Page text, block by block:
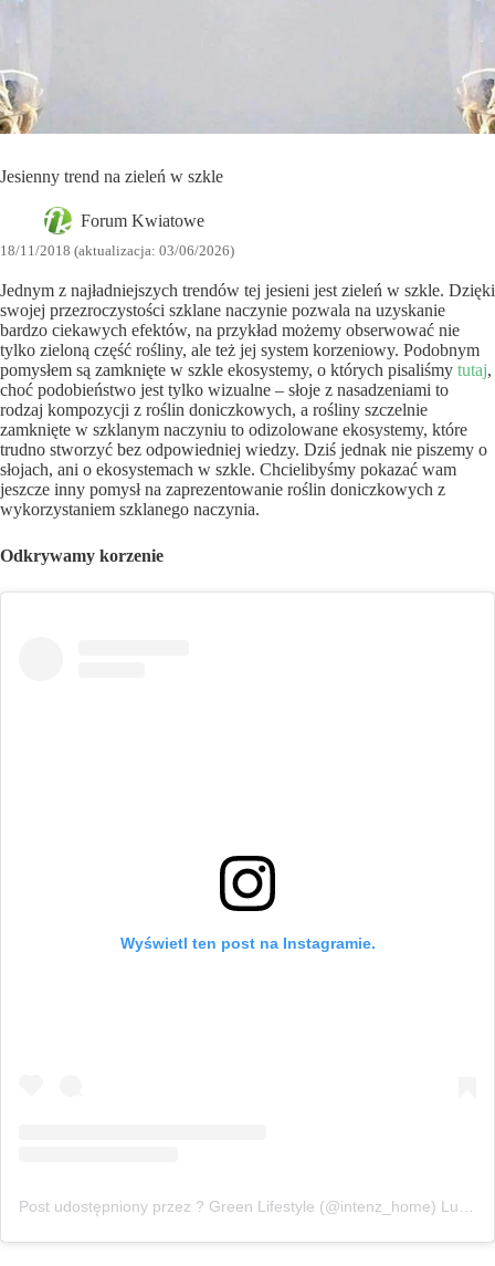
Jesienny trend na zieleń w szkle
Forum Kwiatowe
18/11/2018 (aktualizacja: 03/06/2026)
Jednym z najładniejszych trendów tej jesieni jest zieleń w szkle. Dzięki
swojej przezroczystości szklane naczynie pozwala na uzyskanie
bardzo ciekawych efektów, na przykład możemy obserwować nie
tylko zieloną część rośliny, ale też jej system korzeniowy. Podobnym
pomysłem są zamknięte w szkle ekosystemy, o których pisaliśmy tutaj,
choć podobieństwo jest tylko wizualne – słoje z nasadzeniami to
rodzaj kompozycji z roślin doniczkowych, a rośliny szczelnie
zamknięte w szklanym naczyniu to odizolowane ekosystemy, które
trudno stworzyć bez odpowiedniej wiedzy. Dziś jednak nie piszemy o
słojach, ani o ekosystemach w szkle. Chcielibyśmy pokazać wam
jeszcze inny pomysł na zaprezentowanie roślin doniczkowych z
wykorzystaniem szklanego naczynia.
Odkrywamy korzenie
Wyświetl ten post na Instagramie.
Post udostępniony przez ? Green Lifestyle (@intenz_home) Lut 11, 2018 o 3:26 PST